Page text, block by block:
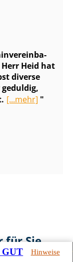
Heid hat
diverse
[...mehr]
für Sie
GUT Hinweise